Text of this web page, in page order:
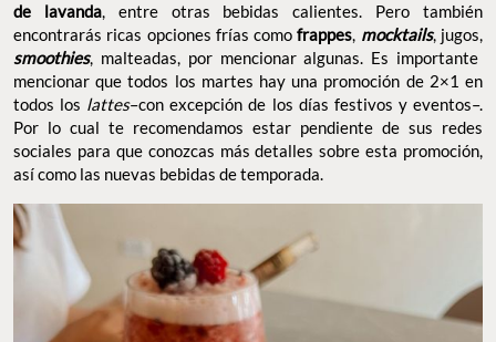
de lavanda, entre otras bebidas calientes. Pero también
encontrarás ricas opciones frías comofrappes, mocktails, jugos,
smoothies, malteadas, por mencionar algunas. Es importante
mencionar que todos los martes hay una promoción de 2×1 en
todos los lattes–con excepción de los días festivos y eventos–.
Por lo cual te recomendamos estar pendiente de sus redes
sociales para que conozcas más detalles sobre esta promoción,
así como las nuevas bebidas de temporada.